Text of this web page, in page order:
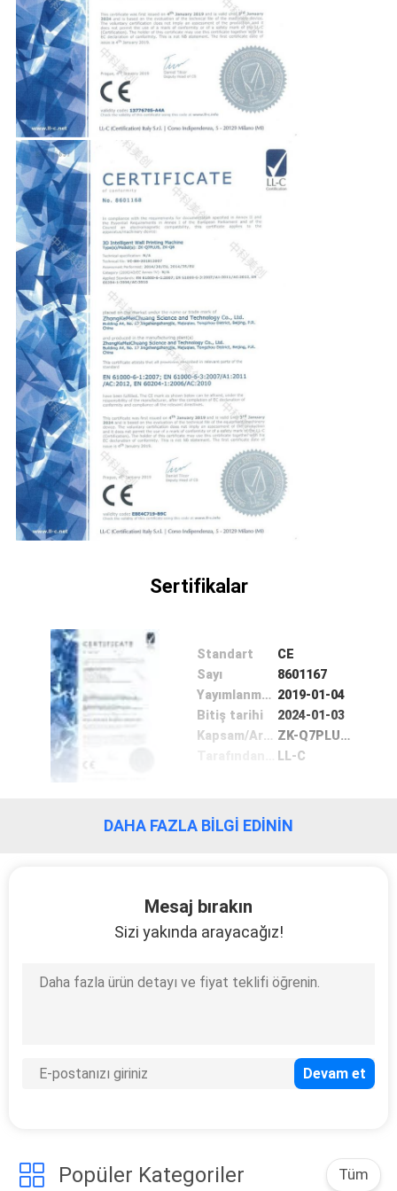
KONTROL
BIZIMLE
ILETIŞIME
GEÇIN
HABERLER
VAKALAR
BIR
TEKLIF
ISTEĞI
SITE
HARITASI
PRIVACY
POLICY
Sertifikalar
Standart
CE
Sayı
8601167
Yayımlanma tarihi 2019-01-04
Bitiş tarihi
2024-01-03
Kapsam/Aralık
ZK-Q7PLUS, ZK-Q8
LL-C
DAHA FAZLA BILGI EDININ
Mesaj bırakın
Sizi yakında arayacağız!
Popüler Kategoriler Tüm